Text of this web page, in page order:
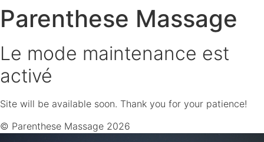
Parenthese Massage
Le mode maintenance est
activé
Site will be available soon. Thank you for your patience!
© Parenthese Massage 2026